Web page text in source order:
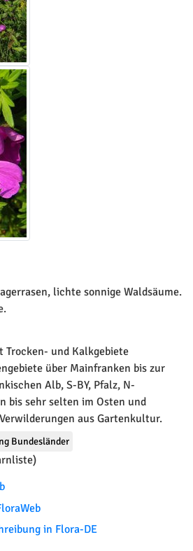
lichte sonnige Waldsäume.
Trocken- und Kalkgebiete
über Mainfranken bis zur
Alb, S-BY, Pfalz, N-
bis sehr selten im Osten und
aus Gartenkultur.
Bundesländer
in Flora-DE